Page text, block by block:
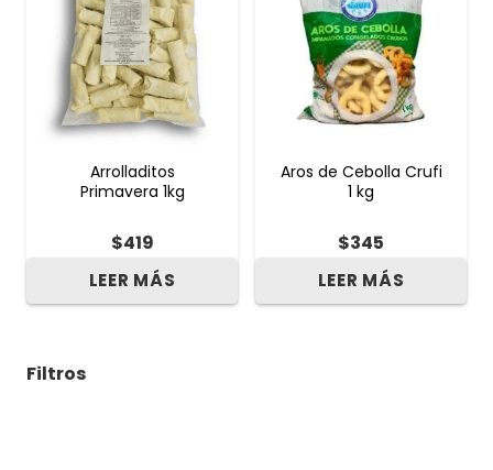
Filtros
Arrolladitos
Primavera 1kg
$419
LEER MÁS
Aros de Cebolla Crufi
1 kg
$345
LEER MÁS